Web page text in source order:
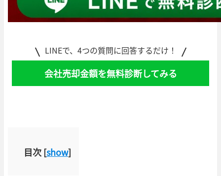
LINEで、4つの質問に回答するだけ！
会社売却金額を無料診断してみる
目次[show]